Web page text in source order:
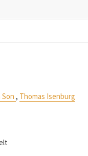
Son , Thomas Isenburg